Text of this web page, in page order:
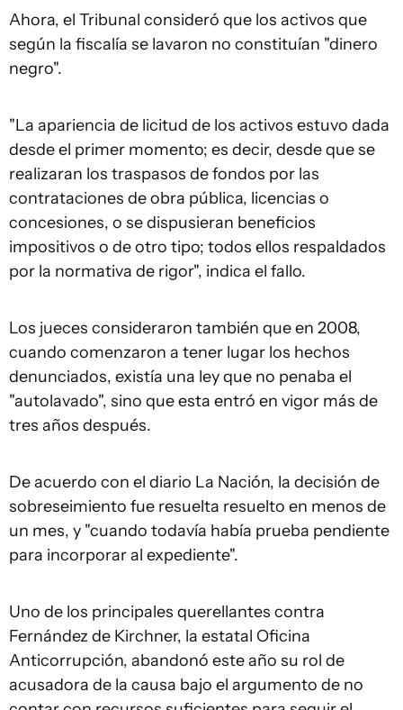
Ahora, el Tribunal consideró que los activos que
según la fiscalía se lavaron no constituían "dinero
negro".
"La apariencia de licitud de los activos estuvo dada
desde el primer momento; es decir, desde que se
realizaran los traspasos de fondos por las
contrataciones de obra pública, licencias o
concesiones, o se dispusieran beneficios
impositivos o de otro tipo; todos ellos respaldados
por la normativa de rigor", indica el fallo.
Los jueces consideraron también que en 2008,
cuando comenzaron a tener lugar los hechos
denunciados, existía una ley que no penaba el
"autolavado", sino que esta entró en vigor más de
tres años después.
De acuerdo con el diario La Nación, la decisión de
sobreseimiento fue resuelta resuelto en menos de
un mes, y "cuando todavía había prueba pendiente
para incorporar al expediente".
Uno de los principales querellantes contra
Fernández de Kirchner, la estatal Oficina
Anticorrupción, abandonó este año su rol de
acusadora de la causa bajo el argumento de no